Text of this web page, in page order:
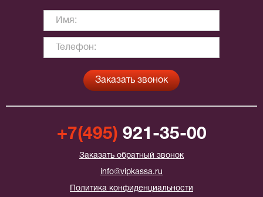
+7(495) 921-35-00
Заказать обратный звонок
info@vipkassa.ru
Политика конфиденциальности